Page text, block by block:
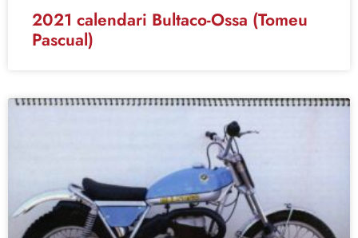
2021 calendari Bultaco-Ossa (Tomeu
Pascual)